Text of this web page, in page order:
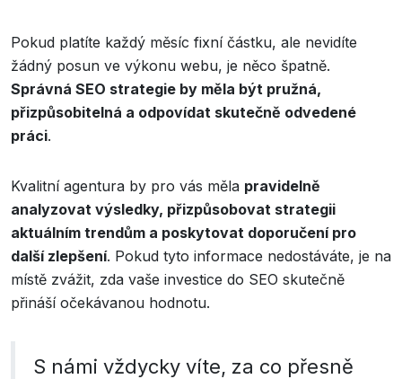
Pokud platíte každý měsíc fixní částku, ale nevidíte
žádný posun ve výkonu webu, je něco špatně.
Správná SEO strategie by měla být pružná,
přizpůsobitelná a odpovídat skutečně odvedené
práci.
Kvalitní agentura by pro vás měla pravidelně
analyzovat výsledky, přizpůsobovat strategii
aktuálním trendům a poskytovat doporučení pro
další zlepšení. Pokud tyto informace nedostáváte, je na
místě zvážit, zda vaše investice do SEO skutečně
přináší očekávanou hodnotu.
S námi vždycky víte, za co přesně